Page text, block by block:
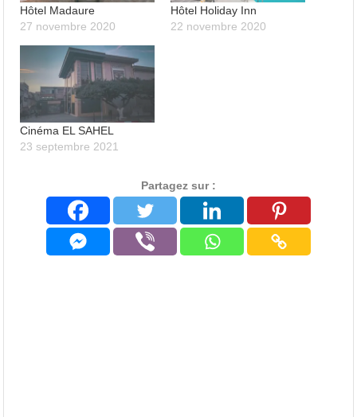
Hôtel Madaure
27 novembre 2020
Hôtel Holiday Inn
22 novembre 2020
Cinéma EL SAHEL
23 septembre 2021
Partagez sur :